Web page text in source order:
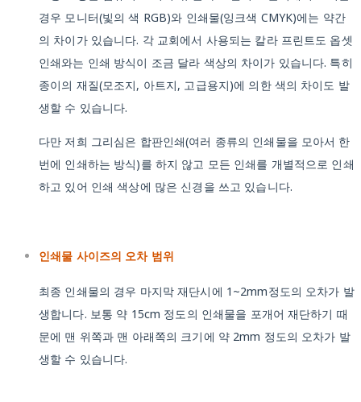
경우 모니터(빛의 색 RGB)와 인쇄물(잉크색 CMYK)에는 약간
의 차이가 있습니다. 각 교회에서 사용되는 칼라 프린트도 옵셋
인쇄와는 인쇄 방식이 조금 달라 색상의 차이가 있습니다. 특히
종이의 재질(모조지, 아트지, 고급용지)에 의한 색의 차이도 발
생할 수 있습니다.
다만 저희 그리심은 합판인쇄(여러 종류의 인쇄물을 모아서 한
번에 인쇄하는 방식)를 하지 않고 모든 인쇄를 개별적으로 인쇄
하고 있어 인쇄 색상에 많은 신경을 쓰고 있습니다.
인쇄물 사이즈의 오차 범위
최종 인쇄물의 경우 마지막 재단시에 1~2mm정도의 오차가 발
생합니다. 보통 약 15cm 정도의 인쇄물을 포개어 재단하기 때
문에 맨 위쪽과 맨 아래쪽의 크기에 약 2mm 정도의 오차가 발
생할 수 있습니다.